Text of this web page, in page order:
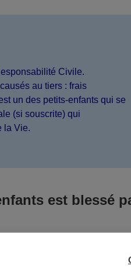
Civile.
au tiers : frais
un des petits-enfants qui se
(si souscrite) qui
la Vie.
est blessé
est la personne ayant